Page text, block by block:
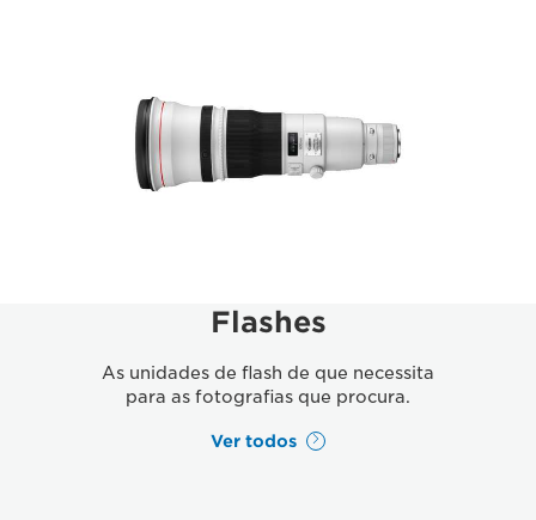
Flashes
As unidades de flash de que necessita
para as fotografias que procura.
Ver todos